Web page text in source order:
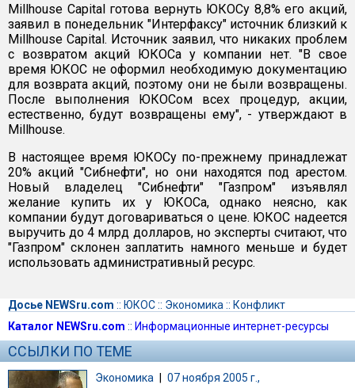
Millhouse Capital готова вернуть ЮКОСу 8,8% его акций,
заявил в понедельник "Интерфаксу" источник близкий к
Millhouse Capital. Источник заявил, что никаких проблем
с возвратом акций ЮКОСа у компании нет. "В свое
время ЮКОС не оформил необходимую документацию
для возврата акций, поэтому они не были возвращены.
После выполнения ЮКОСом всех процедур, акции,
естественно, будут возвращены ему", - утверждают в
Millhouse.
В настоящее время ЮКОСу по-прежнему принадлежат
20% акций "Сибнефти", но они находятся под арестом.
Новый владелец "Сибнефти" "Газпром" изъявлял
желание купить их у ЮКОСа, однако неясно, как
компании будут договариваться о цене. ЮКОС надеется
выручить до 4 млрд долларов, но эксперты считают, что
"Газпром" склонен заплатить намного меньше и будет
использовать административный ресурс.
Досье NEWSru.com :: ЮКОС:: Экономика :: Конфликт
Каталог NEWSru.com :: Информационные интернет-ресурсы
ССЫЛКИ ПО ТЕМЕ
Экономика | 07 ноября 2005 г.,